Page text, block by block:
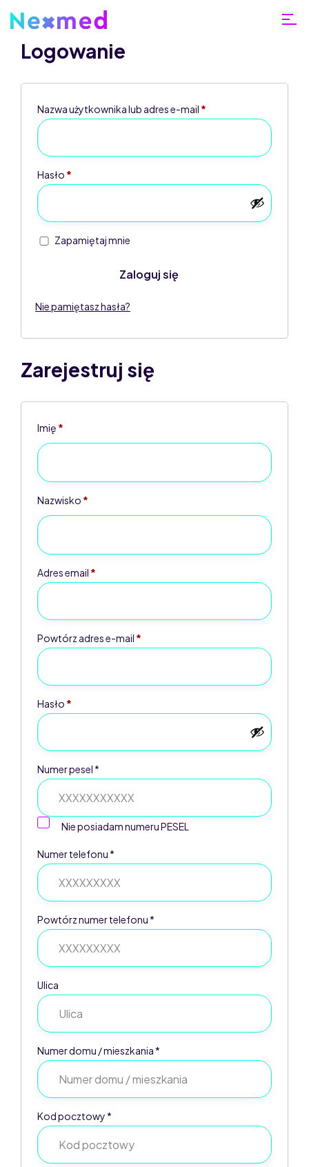
konto
Logowanie
Nazwa użytkownika lub adres e-mail *
Hasło *
Zapamiętaj mnie
Zaloguj się
Nie pamiętasz hasła?
Zarejestruj się
Imię *
Nazwisko *
Adres email *
Powtórz adres e-mail *
Hasło *
Numer pesel *
Nie posiadam numeru PESEL
Numer telefonu *
Powtórz numer telefonu *
Ulica
Numer domu / mieszkania *
Kod pocztowy *